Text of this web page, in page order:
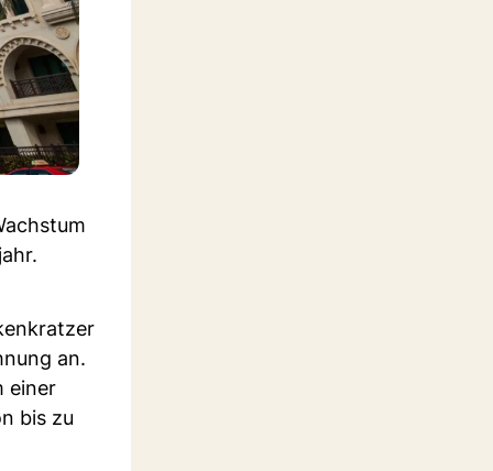
an.
einer
bis zu